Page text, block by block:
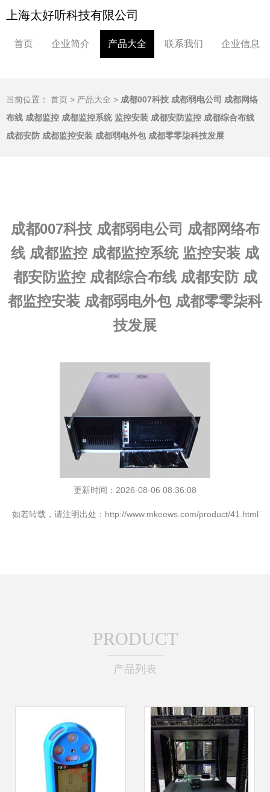
上海太好听科技有限公司
首页 企业简介 产品大全 联系我们 企业信息
当前位置： 首页 > 产品大全 > 成都007科技 成都弱电公司 成都网络
布线 成都监控 成都监控系统 监控安装 成都安防监控 成都综合布线
成都安防 成都监控安装 成都弱电外包 成都零零柒科技发展
成都007科技 成都弱电公司 成都网络布
线 成都监控 成都监控系统 监控安装 成
都安防监控 成都综合布线 成都安防 成
都监控安装 成都弱电外包 成都零零柒科
技发展
更新时间：2026-08-06 08:36:08
如若转载，请注明出处：http://www.mkeews.com/product/41.html
PRODUCT
产品列表